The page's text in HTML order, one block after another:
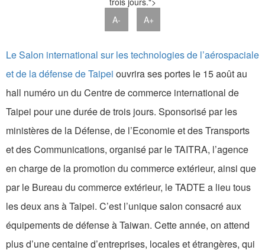
A-
A+
Le Salon international sur les technologies de l’aérospaciale
et de la défense de Taipei ouvrira ses portes le 15 août au
hall numéro un du Centre de commerce international de
Taipei pour une durée de trois jours. Sponsorisé par les
ministères de la Défense, de l’Economie et des Transports
et des Communications, organisé par le TAITRA, l’agence
en charge de la promotion du commerce extérieur, ainsi que
par le Bureau du commerce extérieur, le TADTE a lieu tous
les deux ans à Taipei. C’est l’unique salon consacré aux
équipements de défense à Taiwan. Cette année, on attend
plus d’une centaine d’entreprises, locales et étrangères, qui